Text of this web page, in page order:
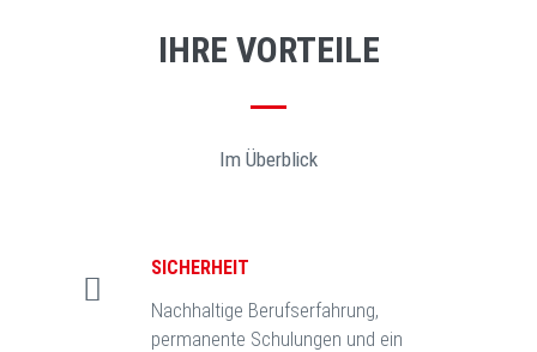
IHRE VORTEILE
Im Überblick
SICHERHEIT
Nachhaltige Berufserfahrung,
permanente Schulungen und ein